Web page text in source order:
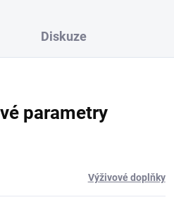
Diskuze
parametry
Výživové doplňky